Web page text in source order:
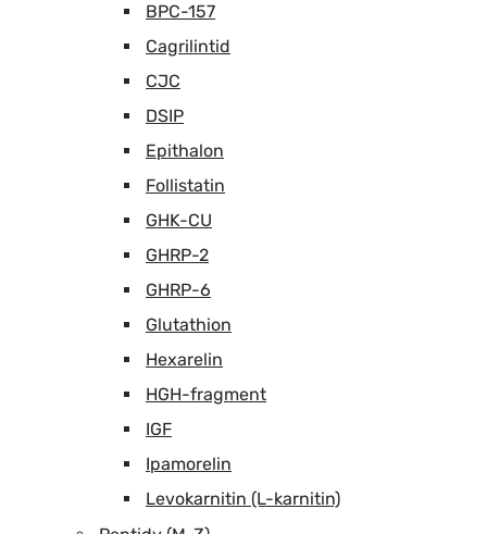
BPC-157
Cagrilintid
CJC
DSIP
Epithalon
Follistatin
GHK-CU
GHRP-2
GHRP-6
Glutathion
Hexarelin
HGH-fragment
IGF
Ipamorelin
Levokarnitin (L-karnitin)